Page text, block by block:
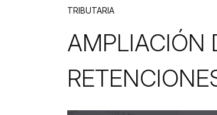
TRIBUTARIA
AMPLIACIÓN